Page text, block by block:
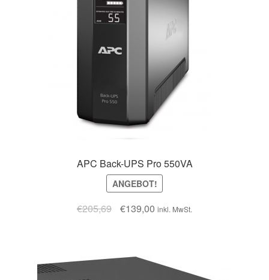
APC Back-UPS Pro 550VA
ANGEBOT!
€205,69 €139,00 inkl. MwSt.